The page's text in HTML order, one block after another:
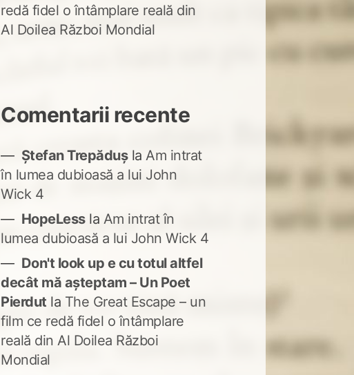
redă fidel o întâmplare reală din
Al Doilea Război Mondial
Comentarii recente
Ștefan Trepădușla Am intrat
în lumea dubioasă a lui John
Wick 4
HopeLessla Am intrat în
lumea dubioasă a lui John Wick 4
Don't look up e cu totul altfel
decât mă așteptam – Un Poet
Pierdut la The Great Escape – un
film ce redă fidel o întâmplare
reală din Al Doilea Război
Mondial